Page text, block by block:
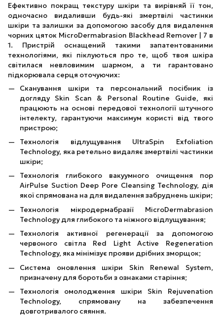
Ефективно покращ текстуру шкіри та вирівняй її тон,
одночасно видаливши будь-які змертвілі частинки
шкіри та залишки за допомогою засобу для видалення
чорних цяток MicroDermabrasion Blackhead Remover | 7 в
1. Пристрій оснащений такими запатентованими
технологіями, які піклуються про те, щоб твоя шкіра
світилася невловимим шармом, а ти гарантовано
підкорювала серця оточуючих:
Сканування шкіри та персональний посібник із
догляду Skin Scan & Personal Routine Guide, які
працюють на основі передової технології штучного
інтелекту, гарантуючи максимум користі від твого
пристрою;
Технологія відлущування UltraSpin Exfoliation
Technology, яка ретельно видаляє змертвілі частинки
шкіри;
Технологія глибокого вакуумного очищення пор
AirPulse Suction Deep Pore Cleansing Technology, дія
якої спрямована на для видалення забруднень шкіри;
Технологія мікродермабразії MicroDermabrasion
Technology для глибокого та ніжного відлущування;
Технологія активної регенерації за допомогою
червоного світла Red Light Active Regeneration
Technology, яка мінімізує прояви дрібних зморщок;
Система оновлення шкіри Skin Renewal System,
призначену для боротьби з ознаками старіння;
Технологія омолодження шкіри Skin Rejuvenation
Technology, спрямовану на забезпечення
довготривалого сяяння.